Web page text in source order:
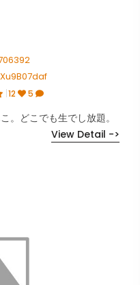
12 5
。どこでも生でし放題。
View Detail ->